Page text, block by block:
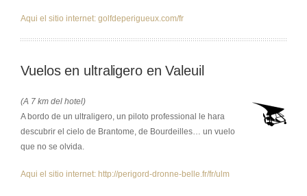
Aqui el sitio internet: golfdeperigueux.com/fr
Vuelos en ultraligero en Valeuil
(A 7 km del hotel)
A bordo de un ultraligero, un piloto professional le hara
descubrir el cielo de Brantome, de Bourdeilles… un vuelo
que no se olvida.
Aqui el sitio internet: http://perigord-dronne-belle.fr/fr/ulm